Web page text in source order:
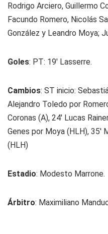
Rodrigo Arciero, Guillermo
Facundo Romero, Nicolás
González y Leandro Moya;
Goles: PT: 19' Lasserre.
Cambios: ST inicio:
Alejandro Toledo por
Coronas (A), 24' Lucas
Genes por Moya (HLH), 35'
(HLH)
Estadio: Modesto Marrone.
Árbitro: Maximiliano